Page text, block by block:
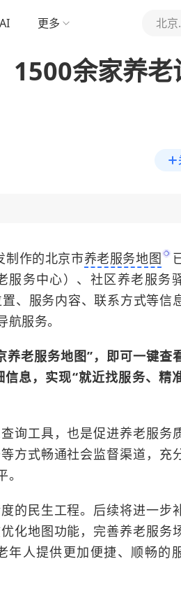
AI 更多 北
1500余家养老
制作的北京市养老服务地图
服务中心）、社区养老服务
、服务内容、联系方式等信
服务。
老服务地图”，即可一键查
息，实现“就近找服务、精
询工具，也是促进养老服务
方式畅通社会监督渠道，充
的民生工程。后续将进一步
化地图功能，完善养老服务场
年人提供更加便捷、顺畅的